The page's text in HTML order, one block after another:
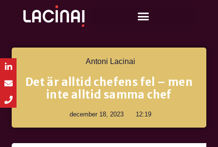
Antoni Lacinai
Det är alltid chefens fel – men
inte alltid samma chef
december 18, 2023 12:19